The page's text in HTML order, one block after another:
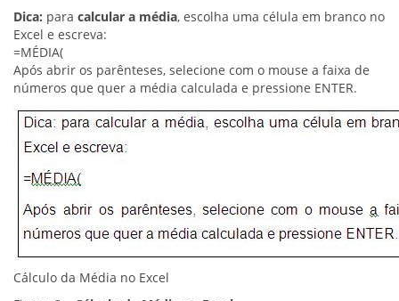
Dica: para calcular a média, escolha uma célula em branco no
Excel e escreva:
=MÉDIA(
Após abrir os parênteses, selecione com o mouse a faixa de
números que quer a média calculada e pressione ENTER.
Cálculo da Média no Excel